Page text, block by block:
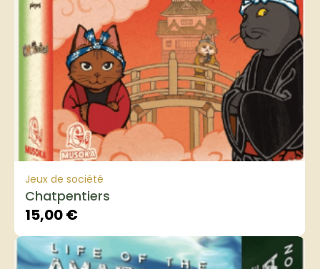
Jeux de société
Chatpentiers
15,00€